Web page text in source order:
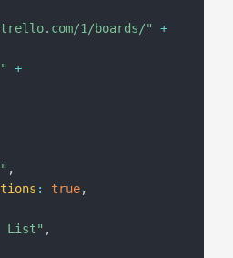
1/boards/"
+
+
,
: true,
List" ,